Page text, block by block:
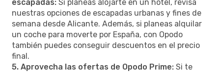
escapadas: Si planeas alojarte en un hotel, revisa
nuestras opciones de escapadas urbanas y fines de
semana desde Alicante. Además, si planeas alquilar
un coche para moverte por España, con Opodo
también puedes conseguir descuentos en el precio
final.
5. Aprovecha las ofertas de Opodo Prime: Si te